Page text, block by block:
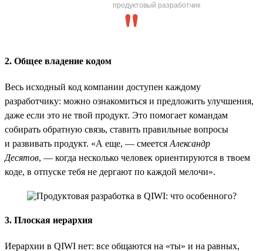
продуктовый разработчик
2. Общее владение кодом
Весь исходный код компании доступен каждому
разработчику: можно ознакомиться и предложить улучшения,
даже если это не твой продукт. Это помогает командам
собирать обратную связь, ставить правильные вопросы
и развивать продукт. «А еще, — смеется Александр
Десятов, — когда несколько человек ориентируются в твоем
коде, в отпуске тебя не дергают по каждой мелочи».
3. Плоская иерархия
Иерархии в QIWI нет: все общаются на «ты» и на равных,